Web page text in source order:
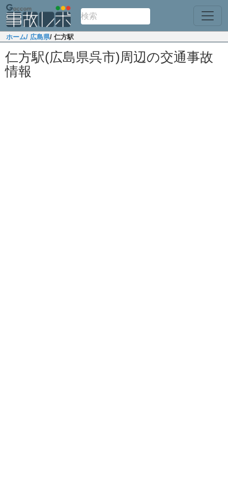
ホーム/ 広島県/ 仁方駅
仁方駅(広島県呉市)周辺の交通事故
情報